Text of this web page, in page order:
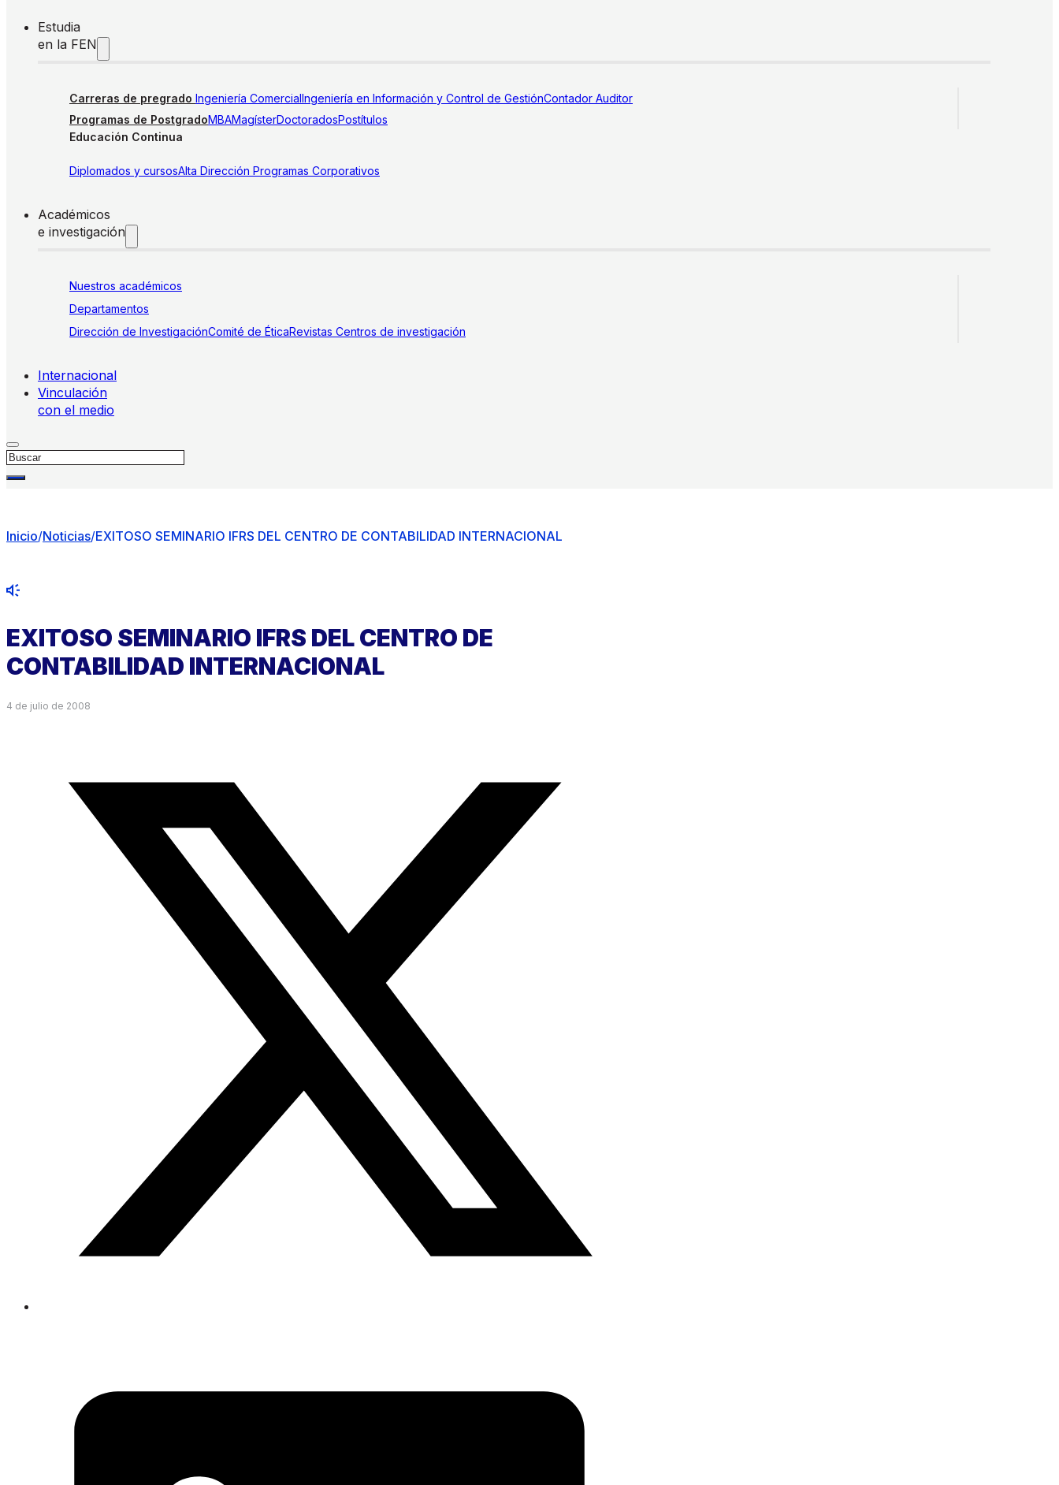
Estudia
en la FEN
Carreras de pregrado Ingeniería ComercialIngeniería en Información y Control de GestiónContador Auditor
Programas de PostgradoMBAMagísterDoctoradosPostítulos
Educación Continua
Diplomados y cursosAlta Dirección Programas Corporativos
Académicos
e investigación
Nuestros académicos
Departamentos
Dirección de InvestigaciónComité de ÉticaRevistas Centros de investigación
Internacional
Vinculación
con el medio
Buscar
Inicio/Noticias/EXITOSO SEMINARIO IFRS DEL CENTRO DE CONTABILIDAD INTERNACIONAL
EXITOSO SEMINARIO IFRS DEL CENTRO DE
CONTABILIDAD INTERNACIONAL
4 de julio de 2008